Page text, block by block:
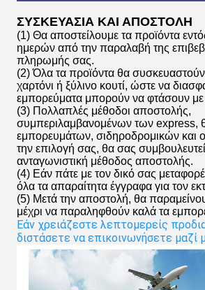
ΣΥΣΚΕΥΑΣΙΑ ΚΑΙ ΑΠΟΣΤΟΛΗ
(1) Θα αποστείλουμε τα προϊόντα
ημερών από την παραλαβή της
πληρωμής σας.
(2) Όλα τα προϊόντα θα συσκευαστούν
χαρτόνι ή ξύλινο κουτί, ώστε να
εμπορεύματα μπορούν να φτάσουν με
(3) Πολλαπλές μέθοδοι αποστολής,
συμπεριλαμβανομένων των express,
εμπορευμάτων, σιδηροδρομικών και
την επιλογή σας, θα σας
ανταγωνιστική μέθοδος αποστολής.
(4) Εάν πάτε με τον δικό σας
όλα τα απαραίτητα έγγραφα για τον
(5) Μετά την αποστολή, θα
μέχρι να παραληφθούν καλά τα
Εάν χρειάζεστε λεπτομερείς
διστάσετε να επικοινωνήσετε μαζί